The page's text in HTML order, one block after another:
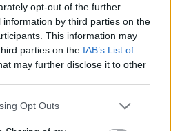
opt-out of the further
by third parties on the
This information may
parties on the IAB’s List of
may further disclose it to other
Opt Outs
švaistymą.